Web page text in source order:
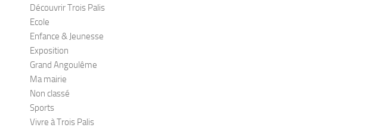
Découvrir Trois Palis
Ecole
Enfance & Jeunesse
Exposition
Grand Angoulême
Ma mairie
Non classé
Sports
Vivre à Trois Palis